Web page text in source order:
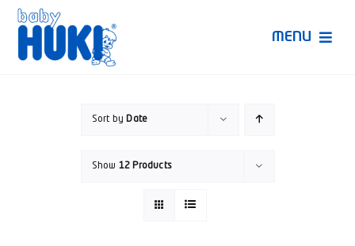
Skip
content
MENU
Sort by Date
Show 12 Products